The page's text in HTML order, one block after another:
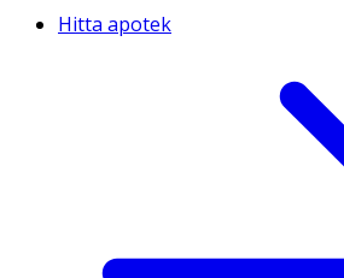
Hitta apotek